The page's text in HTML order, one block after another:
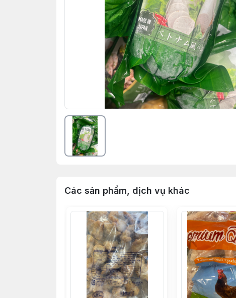
Các sản phẩm, dịch vụ khác